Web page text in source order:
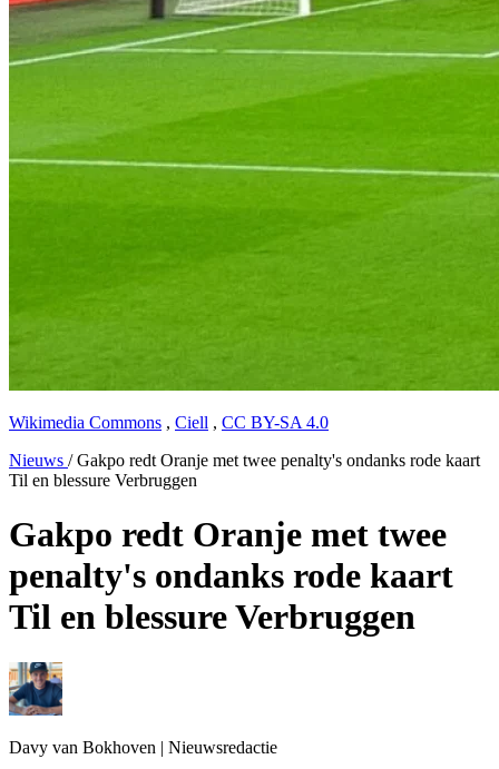
Wikimedia Commons , Ciell , CC BY-SA 4.0
Nieuws / Gakpo redt Oranje met twee penalty's ondanks rode kaart
Til en blessure Verbruggen
Gakpo redt Oranje met twee
penalty's ondanks rode kaart
Til en blessure Verbruggen
Davy van Bokhoven | Nieuwsredactie